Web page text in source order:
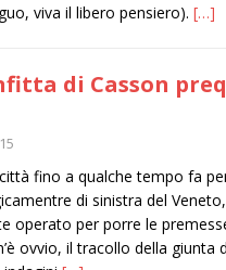
viva il libero pensiero). […]
di Casson
città fino a qualche tempo fa
di sinistra del
operato per porre le
ovvio, il tracollo della giunta